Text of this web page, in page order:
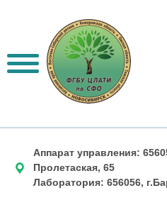
Аппарат управления:
Пролетаская, 65
Лаборатория: 656056,